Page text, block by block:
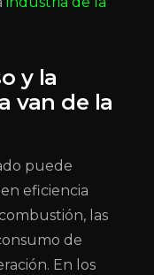
y la
van de la
puede
eficiencia
las
de
En los